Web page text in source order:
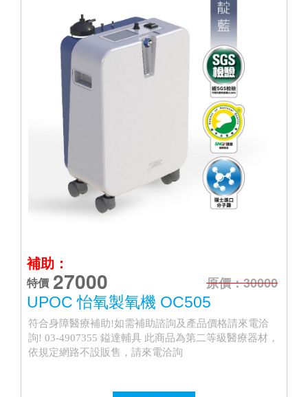
補助：
特價 27000
原價：30000
UPOC 怡氧製氧機 OC505
符合身障醫療補助!如需補助諮詢及產品價格請來電洽
詢! 03-4907355 鎰達輔具 此商品為第二等級醫療器材，
依規定網路不設販售，請來電洽詢